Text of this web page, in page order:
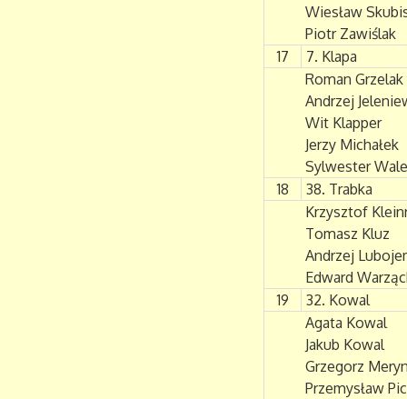
Wiesław
Piotr Zawiślak
17
7. Klapa
Roman Grzelak
Andrzej
Wit Klapper
Jerzy Michałek
Sylwester
18
38. Trabka
Krzysztof
Tomasz Kluz
Andrzej
Edward
19
32. Kowal
Agata Kowal
Jakub Kowal
Grzegorz
Przemysław